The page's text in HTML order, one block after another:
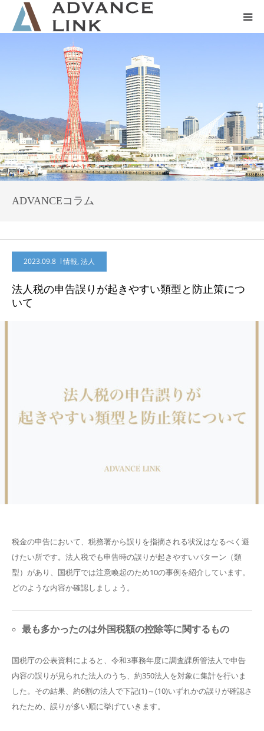
ADVANCEコラム
2023.09.8 情報,法人
法人税の申告誤りが起きやすい類型と防止策につ
いて
税金の申告において、税務署から誤りを指摘される状況はなるべく避
けたい所です。法人税でも申告時の誤りが起きやすいパターン（類
型）があり、国税庁では注意喚起のため10の事例を紹介しています。
どのような内容か確認しましょう。
最も多かったのは外国税額の控除等に関するもの
国税庁の公表資料によると、令和3事務年度に調査課所管法人で申告
内容の誤りが見られた法人のうち、約350法人を対象に集計を行いま
した。その結果、約6割の法人で下記(1)～(10)いずれかの誤りが確認さ
れたため、誤りが多い順に挙げていきます。
会社概要
ネット保険
事業保険